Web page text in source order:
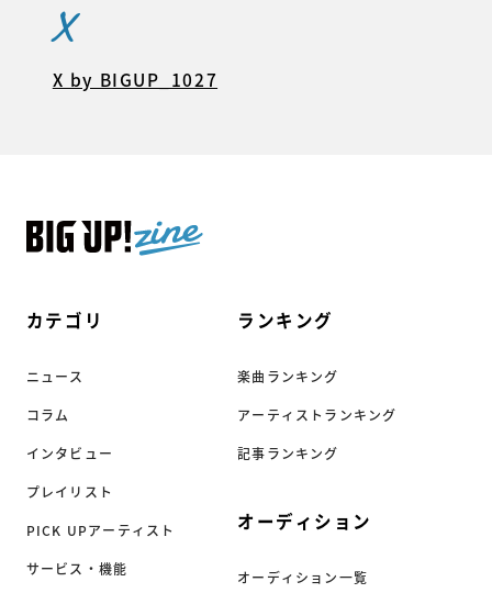
カテゴリ
ニュース
コラム
インタビュー
プレイリスト
PICK UPアーティスト
サービス・機能
ランキング
楽曲ランキング
アーティストランキング
記事ランキング
オーディション
オーディション一覧
X
X by BIGUP_1027